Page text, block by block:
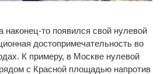
наконец-то появился свой нулевой
достопримечательность во
К примеру, в Москве нулевой
с Красной площадью напротив